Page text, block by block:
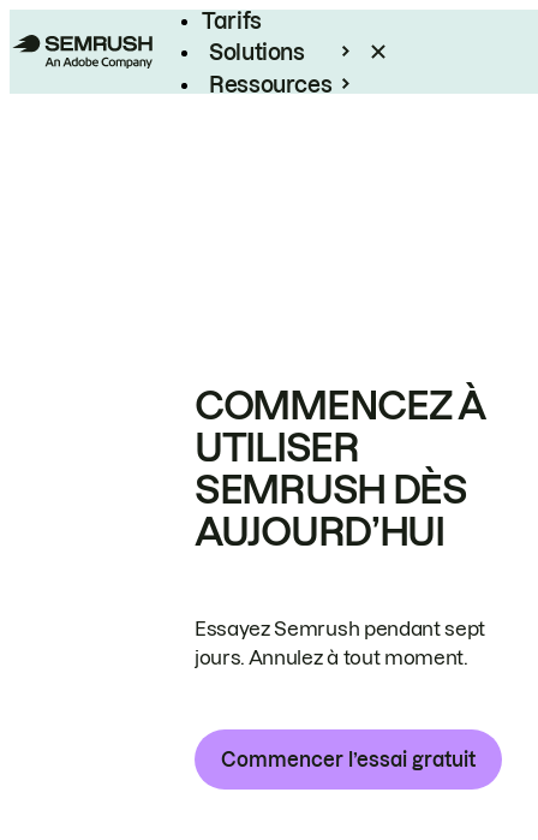
Tarifs
Solutions
Ressources
COMMENCEZ À
UTILISER
SEMRUSH DÈS
AUJOURD’HUI
Essayez Semrush pendant sept
jours. Annulez à tout moment.
Commencer l’essai gratuit